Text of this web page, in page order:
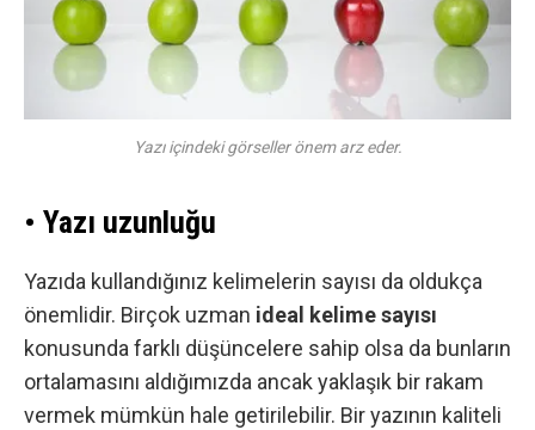
Yazı içindeki görseller önem arz eder.
• Yazı uzunluğu
Yazıda kullandığınız kelimelerin sayısı da oldukça
önemlidir. Birçok uzman ideal kelime sayısı
konusunda farklı düşüncelere sahip olsa da bunların
ortalamasını aldığımızda ancak yaklaşık bir rakam
vermek mümkün hale getirilebilir. Bir yazının kaliteli